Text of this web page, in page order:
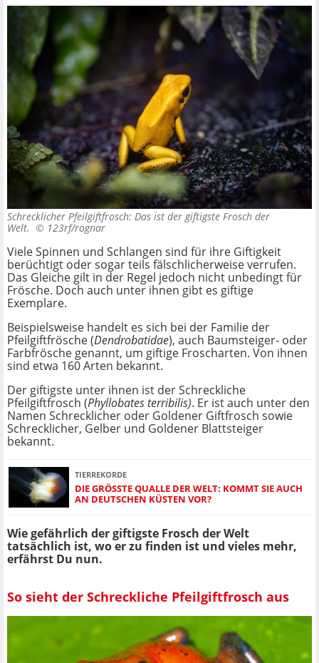
Schrecklicher Pfeilgiftfrosch: Das ist der giftigste Frosch der
Welt. © 123rf/rognar
Viele Spinnen und Schlangen sind für ihre Giftigkeit
berüchtigt oder sogar teils fälschlicherweise verrufen.
Das Gleiche gilt in der Regel jedoch nicht unbedingt für
Frösche. Doch auch unter ihnen gibt es giftige
Exemplare.
Beispielsweise handelt es sich bei der Familie der
Pfeilgiftfrösche (Dendrobatidae), auch Baumsteiger- oder
Farbfrösche genannt, um giftige Froscharten. Von ihnen
sind etwa 160 Arten bekannt.
Der giftigste unter ihnen ist der Schreckliche
Pfeilgiftfrosch (Phyllobates terribilis). Er ist auch unter den
Namen Schrecklicher oder Goldener Giftfrosch sowie
Schrecklicher, Gelber und Goldener Blattsteiger
bekannt.
TIERREKORDE
DIE GRÖSSTE QUALLE DER WELT: KOMMT SIE AUCH A
N DEUTSCHEN KÜSTEN VOR?
Wie gefährlich der giftigste Frosch der Welt
tatsächlich ist, wo er zu finden ist und vieles mehr,
erfährst Du nun.
So sieht der Schreckliche Pfeilgiftfrosch aus